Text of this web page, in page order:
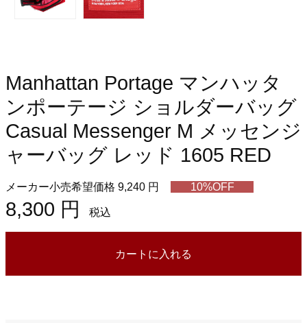
Manhattan Portage マンハッタ
ンポーテージ ショルダーバッグ
Casual Messenger M メッセンジ
ャーバッグ レッド 1605 RED
メーカー小売希望価格 9,240 円 10%OFF
8,300 円 税込
カートに入れる